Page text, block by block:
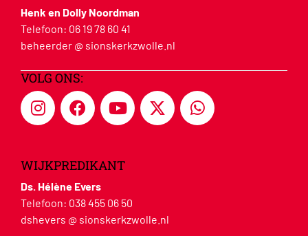
Henk en Dolly Noordman
Telefoon: 06 19 78 60 41
beheerder @ sionskerkzwolle.nl
VOLG ONS:
WIJKPREDIKANT
Ds. Hélène Evers
Telefoon: 038 455 06 50
dshevers @ sionskerkzwolle.nl